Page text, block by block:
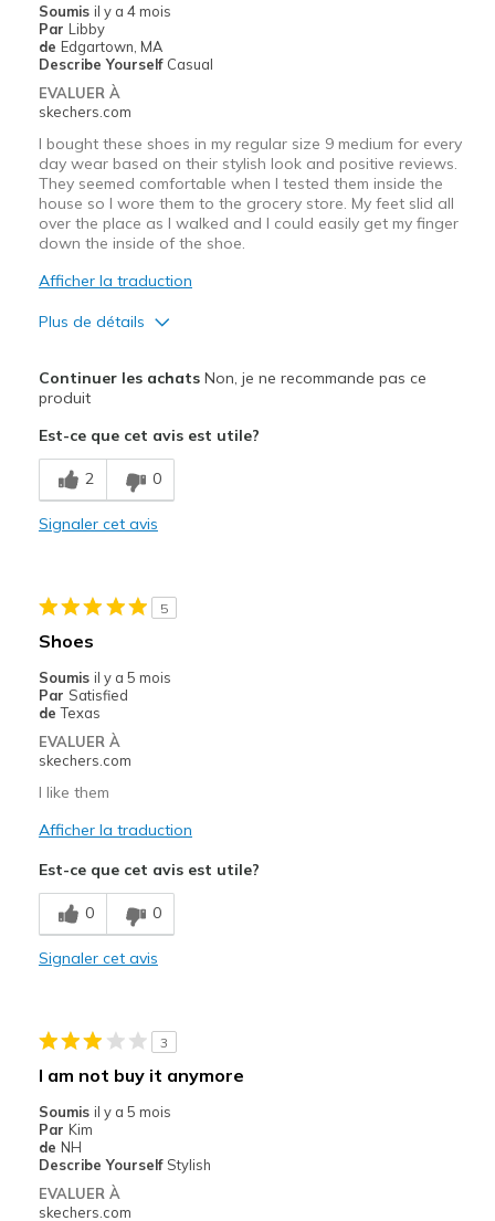
Width
Sizing
Feels true to size
View On Shoes
Soumis il y a 4 mois
Par Libby
de Edgartown, MA
Describe Yourself Casual
EVALUER À
skechers.com
I bought these shoes in my regular size 9 medium for every
day wear based on their stylish look and positive reviews.
They seemed comfortable when I tested them inside the
house so I wore them to the grocery store. My feet slid all
over the place as I walked and I could easily get my finger
down the inside of the shoe.
Afficher la traduction
Plus de détails
Attractive Design
Stylish
Le contre
Much larger than normal Skechers shoe
Sizing
View On Shoes
I'm Into Shoes
Continuer les achatsNon, je ne recommande pas ce
produit
Est-ce que cet avis est utile?
2 0
Signaler cet avis
5
Shoes
Soumis il y a 5 mois
Par Satisfied
de Texas
EVALUER À
skechers.com
I like them
Afficher la traduction
Est-ce que cet avis est utile?
0 0
Signaler cet avis
3
I am not buy it anymore
Soumis il y a 5 mois
Par Kim
de NH
Describe Yourself Stylish
EVALUER À
skechers.com